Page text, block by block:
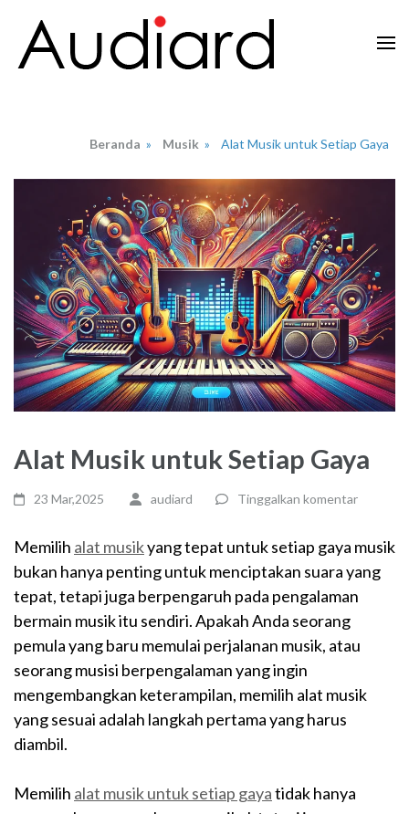
konten
Beranda » Musik » Alat Musik untuk Setiap Gaya
Alat Musik untuk Setiap Gaya
23 Mar,2025 audiard Tinggalkan komentar
Memilih alat musikyang tepat untuk setiap gaya musik
bukan hanya penting untuk menciptakan suara yang
tepat, tetapi juga berpengaruh pada pengalaman
bermain musik itu sendiri. Apakah Anda seorang
pemula yang baru memulai perjalanan musik, atau
seorang musisi berpengalaman yang ingin
mengembangkan keterampilan, memilih alat musik
yang sesuai adalah langkah pertama yang harus
diambil.
Memilih alat musik untuk setiap gayatidak hanya